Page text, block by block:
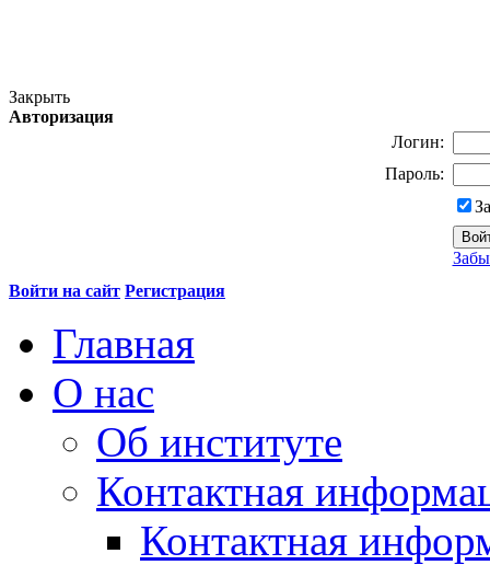
Закрыть
Авторизация
Логин:
Пароль:
Войти на сайт Регистрация
Главная
О нас
Об институте
Контактная
Контактная